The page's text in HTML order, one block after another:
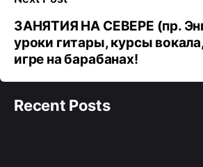
ЗАНЯТИЯ НА СЕВЕРЕ (пр.
уроки гитары, курсы
игре на барабанах!
Recent Posts